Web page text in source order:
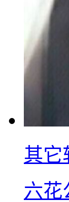
其它
六花